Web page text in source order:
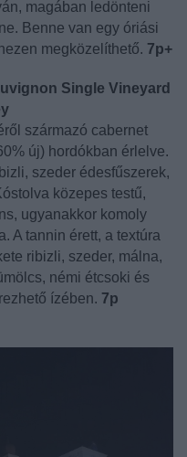
magában ledönteni
Benne van egy óriási
megközelíthető. 7p+
Single Vineyard
származó cabernet
új) hordókban érlelve.
szeder édesfűszerek,
közepes testű,
ugyanakkor komoly
A tannin érett, a textúra
ribizli, szeder, málna,
némi étcsoki és
ízében. 7p